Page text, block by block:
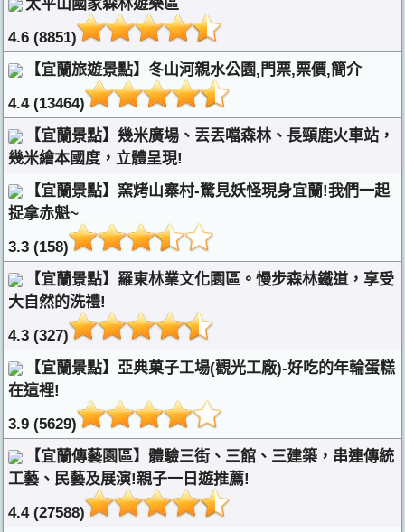
太平山國家森林遊樂區
4.6 (8851)
【宜蘭旅遊景點】冬山河親水公園,門票,票價,簡介
4.4 (13464)
【宜蘭景點】幾米廣場、丟丟噹森林、長頸鹿火車站，
幾米繪本國度，立體呈現!
【宜蘭景點】窯烤山寨村-驚見妖怪現身宜蘭!我們一起
捉拿赤魁~
3.3 (158)
【宜蘭景點】羅東林業文化園區。慢步森林鐵道，享受
大自然的洗禮!
4.3 (327)
【宜蘭景點】亞典菓子工場(觀光工廠)-好吃的年輪蛋糕
在這裡!
3.9 (5629)
【宜蘭傳藝園區】體驗三街、三館、三建築，串連傳統
工藝、民藝及展演!親子一日遊推薦!
4.4 (27588)